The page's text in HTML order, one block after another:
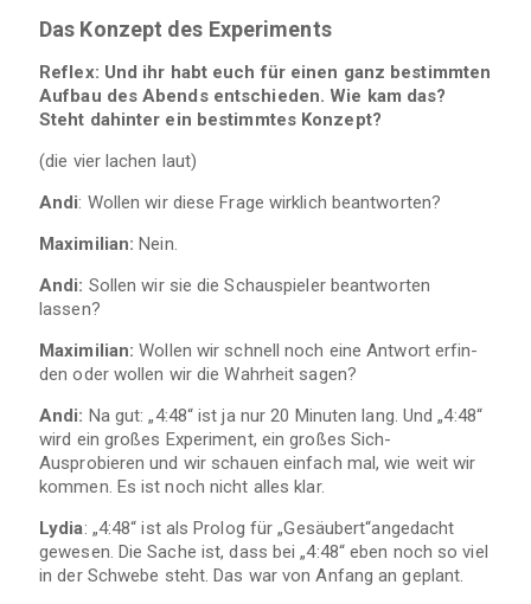
Das Kon­zept des Experiments
Reflex: Und ihr habt euch für einen ganz bestimm­ten
Auf­bau des Abends ent­schie­den. Wie kam das?
Steht dahin­ter ein bestimm­tes Konzept?
(die vier lachen laut)
Andi: Wol­len wir diese Frage wirk­lich beantworten?
Maxi­mi­lian: Nein.
Andi: Sol­len wir sie die Schau­spie­ler beant­wor­ten
lassen?
Maxi­mi­lian: Wol­len wir schnell noch eine Ant­wort erfin­
den oder wol­len wir die Wahr­heit sagen?
Andi: Na gut: „4:48“ ist ja nur 20 Minu­ten lang. Und „4:48“
wird ein gro­ßes Expe­ri­ment, ein gro­ßes Sich-
Ausprobieren und wir schauen ein­fach mal, wie weit wir
kom­men. Es ist noch nicht alles klar.
Lydia: „4:48“ ist als Pro­log für „Gesäubert“angedacht
gewe­sen. Die Sache ist, dass bei „4:48“ eben noch so viel
in der Schwebe steht. Das war von Anfang an geplant.